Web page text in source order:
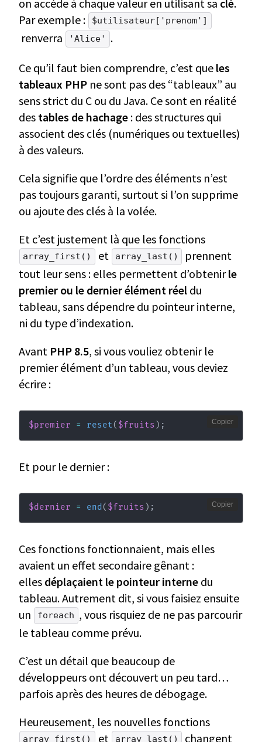
on accède à chaque valeur en utilisant sa clé.
Par exemple :
$utilisateur['prenom']
renverra 'Alice' .
Ce qu’il faut bien comprendre, c’est que les
tableaux PHP ne sont pas des “tableaux” au
sens strict du C ou du Java. Ce sont en réalité
des tables de hachage : des structures qui
associent des clés (numériques ou textuelles)
à des valeurs.
Cela signifie que l’ordre des éléments n’est
pas toujours garanti, surtout si l’on supprime
ou ajoute des clés à la volée.
Et c’est justement là que les fonctions
array_first() et array_last()
prennent
tout leur sens : elles permettent d’obtenirle
premier ou le dernier élément réel du
tableau, sans dépendre du pointeur interne,
ni du type d’indexation.
Avant PHP 8.5, si vous vouliez obtenir le
premier élément d’un tableau, vous deviez
écrire :
$premier = reset( $fruits ) ; Copier
Et pour le dernier :
$dernier = end ( $fruits ) ; Copier
Ces fonctions fonctionnaient, mais elles
avaient un effet secondaire gênant :
elles déplaçaient le pointeur interne du
tableau. Autrement dit, si vous faisiez ensuite
un
foreach , vous risquiez de ne pas parcourir
le tableau comme prévu.
C’est un détail que beaucoup de
développeurs ont découvert un peu tard…
parfois après des heures de débogage.
Heureusement, les nouvelles fonctions
array_first() et array_last()
changent